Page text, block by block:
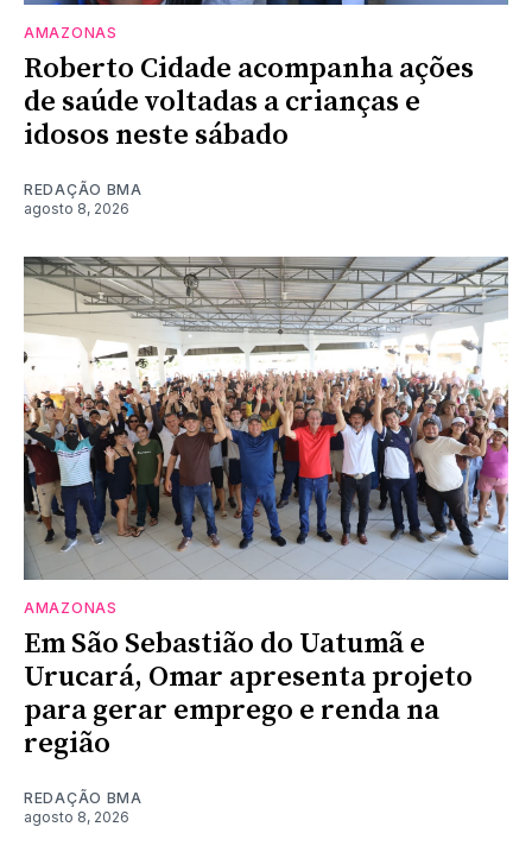
AMAZONAS
Roberto Cidade acompanha ações
de saúde voltadas a crianças e
idosos neste sábado
REDAÇÃO BMA
agosto 8, 2026
AMAZONAS
Em São Sebastião do Uatumã e
Urucará, Omar apresenta projeto
para gerar emprego e renda na
região
REDAÇÃO BMA
agosto 8, 2026